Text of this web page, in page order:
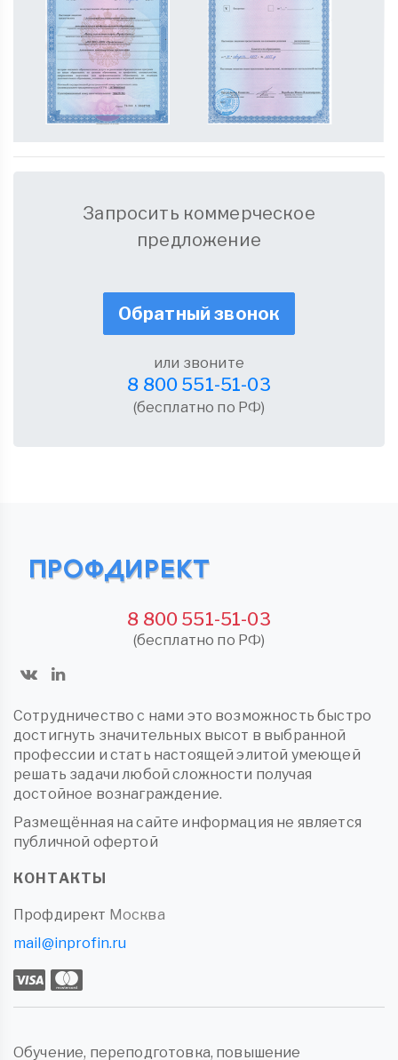
Запросить коммерческое
предложение
Обратный звонок
или звоните
8 800 551-51-03
(бесплатно по РФ)
8 800 551-51-03
(бесплатно по РФ)
Сотрудничество с нами это возможность быстро
достигнуть значительных высот в выбранной
профессии и стать настоящей элитой умеющей
решать задачи любой сложности получая
достойное вознаграждение.
Размещённая на сайте информация не является
публичной офертой
КОНТАКТЫ
Профдирект Москва
mail@inprofin.ru
Обучение, переподготовка, повышение